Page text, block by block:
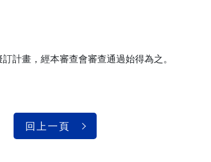
計畫，經本審查會審查通過始得為之。
回上一頁